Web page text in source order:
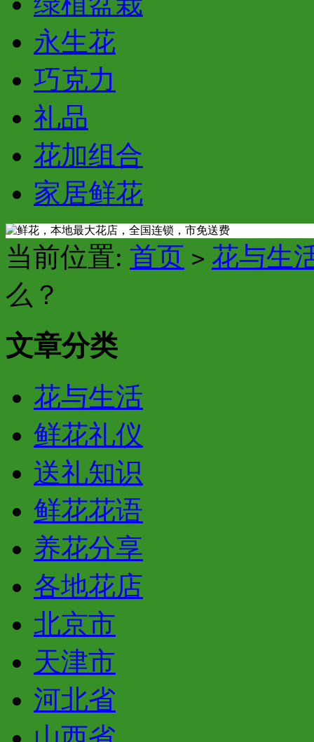
永生花
巧克力
礼品
花加组合
家居鲜花
当前位置: 首页 > 花与生
么？
文章分类
花与生活
鲜花礼仪
送礼知识
鲜花花语
养花分享
各地花店
北京市
天津市
河北省